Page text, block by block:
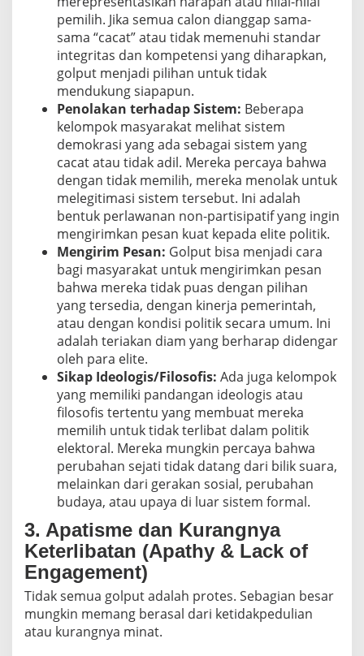
pemilih. Jika semua calon dianggap sama-
sama “cacat” atau tidak memenuhi standar
integritas dan kompetensi yang diharapkan,
golput menjadi pilihan untuk tidak
mendukung siapapun.
Penolakan terhadap Sistem: Beberapa
kelompok masyarakat melihat sistem
demokrasi yang ada sebagai sistem yang
cacat atau tidak adil. Mereka percaya bahwa
dengan tidak memilih, mereka menolak untuk
melegitimasi sistem tersebut. Ini adalah
bentuk perlawanan non-partisipatif yang ingin
mengirimkan pesan kuat kepada elite politik.
Mengirim Pesan: Golput bisa menjadi cara
bagi masyarakat untuk mengirimkan pesan
bahwa mereka tidak puas dengan pilihan
yang tersedia, dengan kinerja pemerintah,
atau dengan kondisi politik secara umum. Ini
adalah teriakan diam yang berharap didengar
oleh para elite.
Sikap Ideologis/Filosofis: Ada juga kelompok
yang memiliki pandangan ideologis atau
filosofis tertentu yang membuat mereka
memilih untuk tidak terlibat dalam politik
elektoral. Mereka mungkin percaya bahwa
perubahan sejati tidak datang dari bilik suara,
melainkan dari gerakan sosial, perubahan
budaya, atau upaya di luar sistem formal.
3. Apatisme dan Kurangnya
Keterlibatan (Apathy & Lack of
Engagement)
Tidak semua golput adalah protes. Sebagian besar
mungkin memang berasal dari ketidakpedulian
atau kurangnya minat.